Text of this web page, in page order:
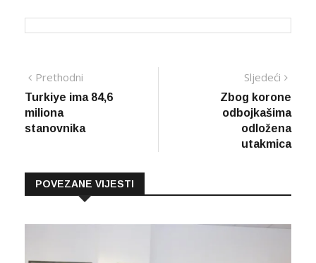
Navigacija
članaka
Prethodni
vijest
Turkiye ima 84,6
miliona
stanovnika
Sljedeći
Zbog korone
odbojkašima
odložena
utakmica
POVEZANE VIJESTI